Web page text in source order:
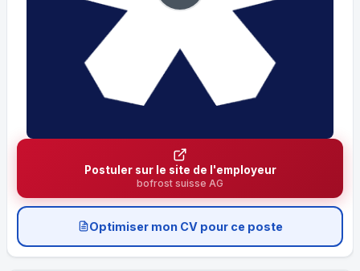
Postuler sur le site de l'employeur
bofrost suisse AG
Optimiser mon CV pour ce poste